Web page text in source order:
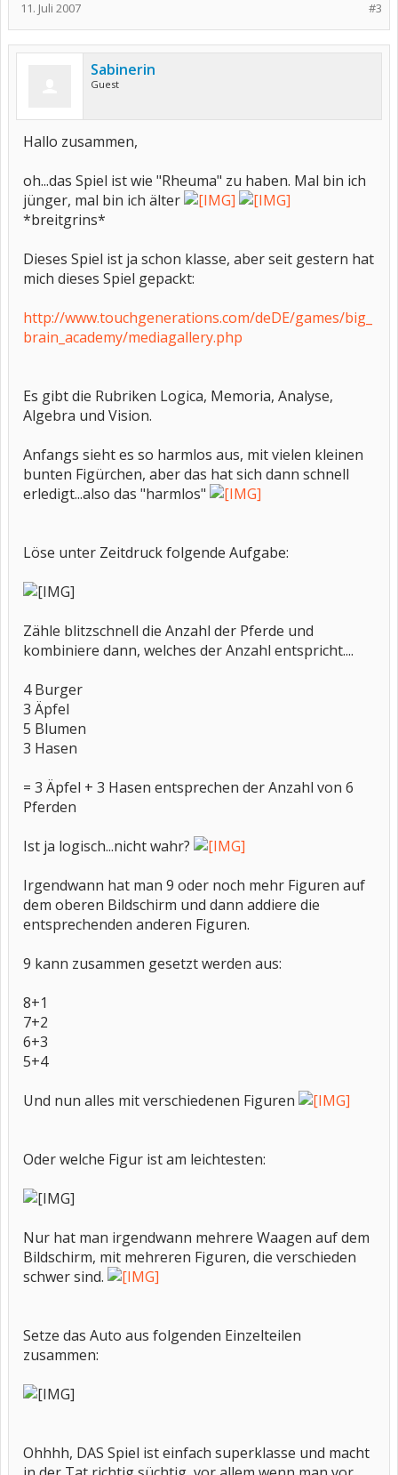
#3
11. Juli 2007
Sabinerin
Guest
Hallo zusammen,
oh...das Spiel ist wie "Rheuma" zu haben. Mal bin ich
jünger, mal bin ich älter
*breitgrins*
Dieses Spiel ist ja schon klasse, aber seit gestern hat
mich dieses Spiel gepackt:
http://www.touchgenerations.com/deDE/games/big_
brain_academy/mediagallery.php
Es gibt die Rubriken Logica, Memoria, Analyse,
Algebra und Vision.
Anfangs sieht es so harmlos aus, mit vielen kleinen
bunten Figürchen, aber das hat sich dann schnell
erledigt...also das "harmlos"
Löse unter Zeitdruck folgende Aufgabe:
Zähle blitzschnell die Anzahl der Pferde und
kombiniere dann, welches der Anzahl entspricht....
4 Burger
3 Äpfel
5 Blumen
3 Hasen
= 3 Äpfel + 3 Hasen entsprechen der Anzahl von 6
Pferden
Ist ja logisch...nicht wahr?
Irgendwann hat man 9 oder noch mehr Figuren auf
dem oberen Bildschirm und dann addiere die
entsprechenden anderen Figuren.
9 kann zusammen gesetzt werden aus:
8+1
7+2
6+3
5+4
Und nun alles mit verschiedenen Figuren
Oder welche Figur ist am leichtesten:
Nur hat man irgendwann mehrere Waagen auf dem
Bildschirm, mit mehreren Figuren, die verschieden
schwer sind.
Setze das Auto aus folgenden Einzelteilen
zusammen:
Ohhhh, DAS Spiel ist einfach superklasse und macht